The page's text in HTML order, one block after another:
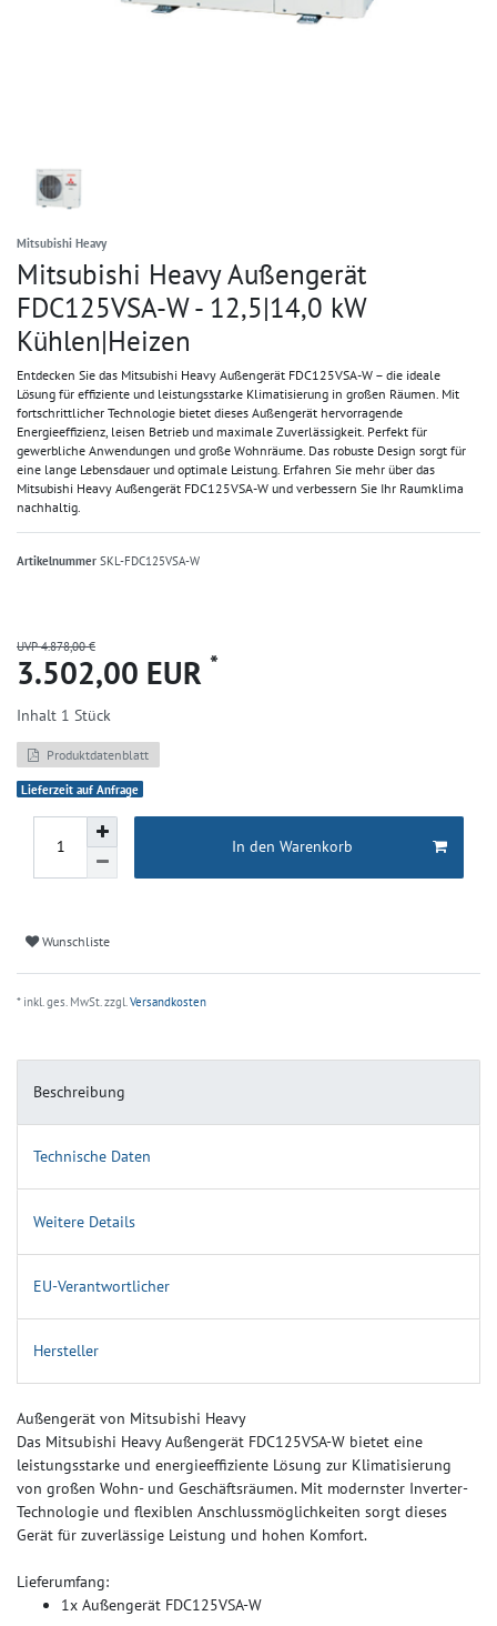
Mitsubishi Heavy
Mitsubishi Heavy Außengerät
FDC125VSA-W - 12,5|14,0 kW
Kühlen|Heizen
Entdecken Sie das Mitsubishi Heavy Außengerät FDC125VSA-W – die ideale
Lösung für effiziente und leistungsstarke Klimatisierung in großen Räumen. Mit
fortschrittlicher Technologie bietet dieses Außengerät hervorragende
Energieeffizienz, leisen Betrieb und maximale Zuverlässigkeit. Perfekt für
gewerbliche Anwendungen und große Wohnräume. Das robuste Design sorgt für
eine lange Lebensdauer und optimale Leistung. Erfahren Sie mehr über das
Mitsubishi Heavy Außengerät FDC125VSA-W und verbessern Sie Ihr Raumklima
nachhaltig.
Artikelnummer SKL-FDC125VSA-W
UVP 4.878,00 €
3.502,00 EUR *
Inhalt 1 Stück
Produktdatenblatt
Lieferzeit auf Anfrage
In den Warenkorb
Wunschliste
* inkl. ges. MwSt. zzgl. Versandkosten
Beschreibung
Technische Daten
Weitere Details
EU-Verantwortlicher
Hersteller
Außengerät von Mitsubishi Heavy
Das Mitsubishi Heavy Außengerät FDC125VSA-W bietet eine
leistungsstarke und energieeffiziente Lösung zur Klimatisierung
von großen Wohn- und Geschäftsräumen. Mit modernster Inverter-
Technologie und flexiblen Anschlussmöglichkeiten sorgt dieses
Gerät für zuverlässige Leistung und hohen Komfort.
Lieferumfang:
1x Außengerät FDC125VSA-W